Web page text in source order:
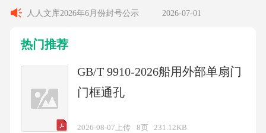
人人文库2026年6月份封号公示 2026-07-01
人人文库2025年6月份封号公示
热门推荐
GB/T 9910-2026船用外部单扇门
门框通孔
2026-08-07上传 8页 231.12KB